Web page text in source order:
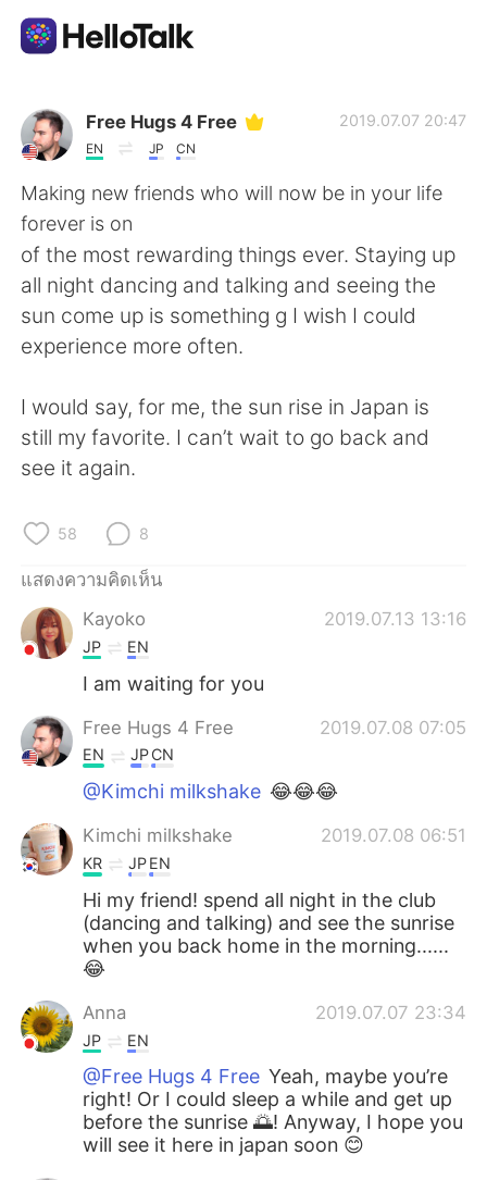
แอปแลกเปลี่ยนทางภาษา
AI Grammar Checker
ไทย
English 简体中文
العربية Français
Indonesia
Türkçe
Português
Free Hugs 4 Free
EN JP CN
2019.07.07 20:47
Making new friends who will now be in your life
forever is on
of the most rewarding things ever. Staying up
all night dancing and talking and seeing the
sun come up is something g I wish I could
experience more often.
I would say, for me, the sun rise in Japan is
still my favorite. I can’t wait to go back and
see it again.
58 8
แสดงความคิดเห็น
Kayoko
2019.07.13 13:16
JP EN
I am waiting for you
Free Hugs 4 Free 2019.07.08 07:05
EN JPCN
@Kimchi milkshake 😂😂😂
Kimchi milkshake 2019.07.08 06:51
KR JPEN
Hi my friend! spend all night in the club
(dancing and talking) and see the sunrise
when you back home in the morning......
😂
Anna 2019.07.07 23:34
JP EN
@Free Hugs 4 Free Yeah, maybe you’re
right! Or I could sleep a while and get up
before the sunrise 🌅! Anyway, I hope you
will see it here in japan soon 😊